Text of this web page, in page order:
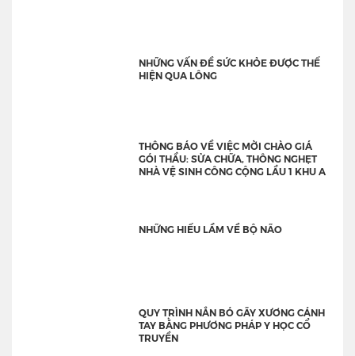
NHỮNG VẤN ĐỀ SỨC KHỎE ĐƯỢC THỂ
HIỆN QUA LÔNG
THÔNG BÁO VỀ VIỆC MỜI CHÀO GIÁ
GÓI THẦU: SỬA CHỮA, THÔNG NGHẸT
NHÀ VỆ SINH CÔNG CỘNG LẦU 1 KHU A
NHỮNG HIỂU LẦM VỀ BỘ NÃO
QUY TRÌNH NẮN BÓ GÃY XƯƠNG CÁNH
TAY BẰNG PHƯƠNG PHÁP Y HỌC CỔ
TRUYỀN